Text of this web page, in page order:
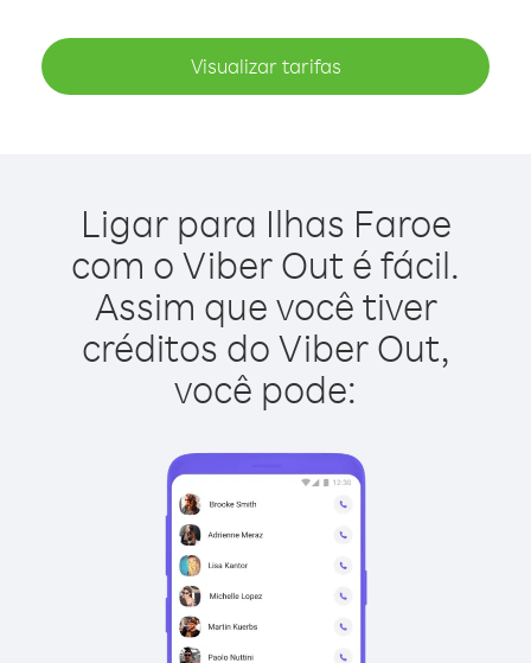
Visualizar tarifas
Ligar para Ilhas Faroe
com o Viber Out é fácil.
Assim que você tiver
créditos do Viber Out,
você pode: